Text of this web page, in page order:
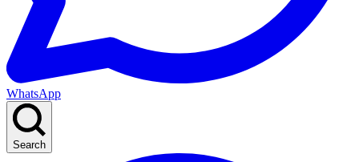
WhatsApp
Search